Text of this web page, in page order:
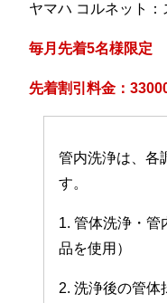
ヤマハ コルネット
毎月先着5名様限定
先着割引料金：
管内洗浄は、各
す。
1. 管体洗浄・管
品を使用）
2. 洗浄後の管体